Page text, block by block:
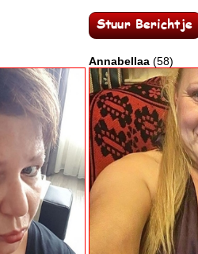
Annabellaa (58)